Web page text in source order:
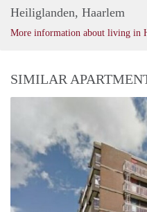
Heiliglanden, Haarlem
More information about living in
SIMILAR